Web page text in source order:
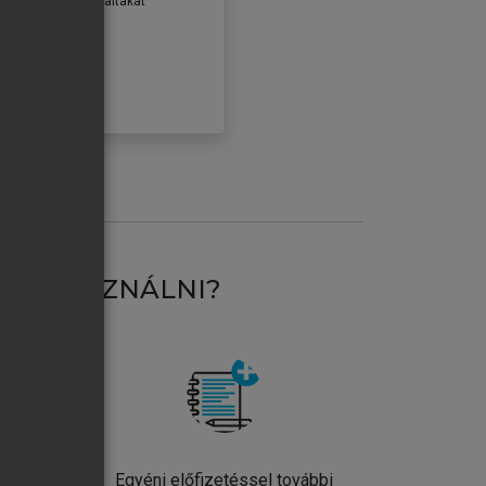
HASZNÁLNI?
Egyéni előfizetéssel további